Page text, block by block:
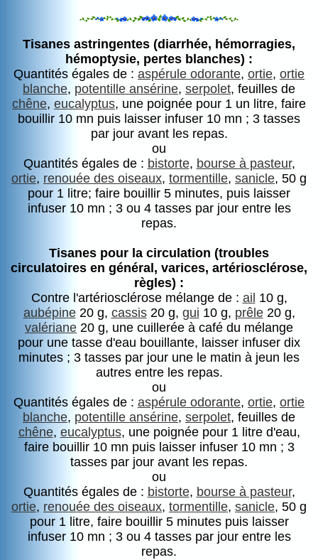
Tisanes astringentes (diarrhée, hémorragies,
hémoptysie, pertes blanches) :
Quantités égales de : aspérule odorante, ortie, ortie
blanche, potentille ansérine, serpolet, feuilles de
chêne, eucalyptus, une poignée pour 1 un litre, faire
bouillir 10 mn puis laisser infuser 10 mn ; 3 tasses
par jour avant les repas.
ou
Quantités égales de : bistorte, bourse à pasteur,
ortie, renouée des oiseaux, tormentille, sanicle, 50 g
pour 1 litre; faire bouillir 5 minutes, puis laisser
infuser 10 mn ; 3 ou 4 tasses par jour entre les
repas.
Tisanes pour la circulation (troubles
circulatoires en général, varices, artériosclérose,
règles) :
Contre l'artériosclérose mélange de : ail 10 g,
aubépine20 g, cassis20 g, gui 10 g, prêle20 g,
valériane 20 g, une cuillerée à café du mélange
pour une tasse d'eau bouillante, laisser infuser dix
minutes ; 3 tasses par jour une le matin à jeun les
autres entre les repas.
ou
Quantités égales de : aspérule odorante, ortie, ortie
blanche, potentille ansérine, serpolet, feuilles de
chêne, eucalyptus, une poignée pour 1 litre d'eau,
faire bouillir 10 mn puis laisser infuser 10 mn ; 3
tasses par jour avant les repas.
ou
Quantités égales de : bistorte, bourse à pasteur,
ortie, renouée des oiseaux, tormentille, sanicle, 50 g
pour 1 litre, faire bouillir 5 minutes puis laisser
infuser 10 mn ; 3 ou 4 tasses par jour entre les
repas.